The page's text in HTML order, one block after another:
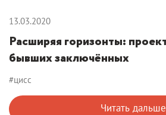
13.03.2020
Расширяя горизонты:
бывших заключённых
#цисс
Читать дальше